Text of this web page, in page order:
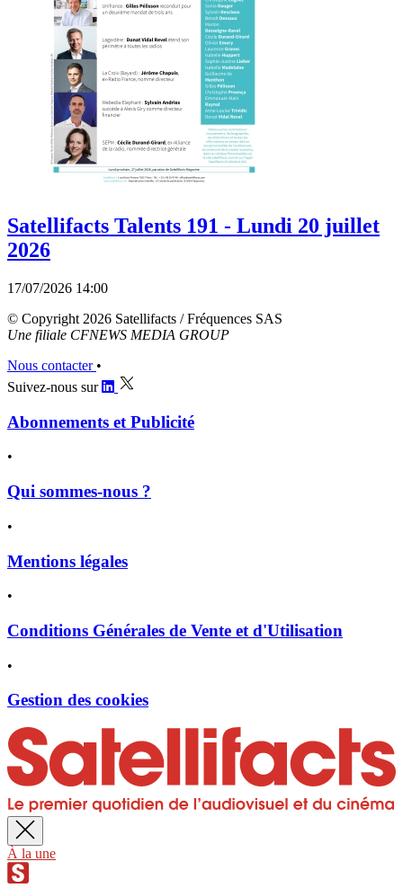
Satellifacts Talents 191 - Lundi 20 juillet
2026
17/07/2026 14:00
© Copyright 2026 Satellifacts / Fréquences SAS
Une filiale CFNEWS MEDIA GROUP
Nous contacter •
Suivez-nous sur
Abonnements et Publicité
•
Qui sommes-nous ?
•
Mentions légales
•
Conditions Générales de Vente et d'Utilisation
•
Gestion des cookies
À la une